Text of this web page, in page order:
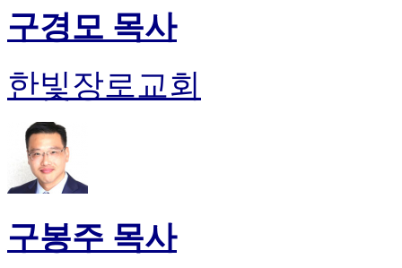
구경모 목사
한빛장로교회
구봉주 목사